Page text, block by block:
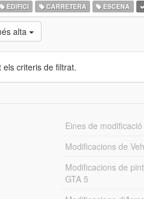
EDIFICI CARRETERA ESCENA
alta
criteris de filtrat.
Eines de
Modificacions de
Modificacions de
GTA 5